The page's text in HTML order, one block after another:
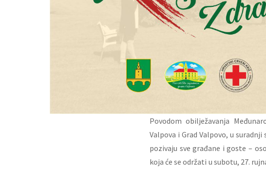
Povodom obilježavanja
Valpova i Grad Valpovo, u
pozivaju sve građane i goste –
koja će se održati u subotu, 27.